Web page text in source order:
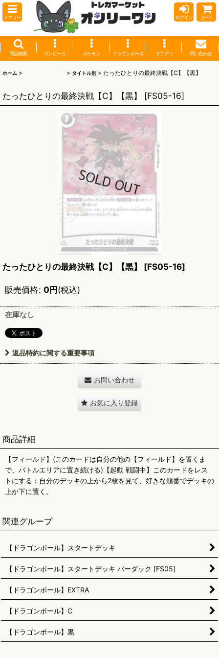
メニュー ログイン カート
商品検索 ワンピース ポケモン ドラゴンボール ユニアリ 問い合わせ
ホーム > > タイトル別 > たったひとりの最終決戦【C】【黒】
たったひとりの最終決戦【C】【黒】 [FS05-16]
たったひとりの最終決戦【C】【黒】 [FS05-16]
販売価格: 0円(税込)
在庫なし
返品特約に関する重要事項
お問い合わせ
お気に入り登録
商品詳細
【フィールド】(このカードは自分の他の【フィールド】を置くま
で、バトルエリアに置き続ける)【起動 戦闘中】このカードをレス
トにする：自分のデッキの上から2枚を見て、好きな順番でデッキの
上か下に置く。
関連グループ
【ドラゴンボール】スタートデッキ
【ドラゴンボール】スタートデッキ バーダック [FS05]
【ドラゴンボール】EXTRA
【ドラゴンボール】C
【ドラゴンボール】黒